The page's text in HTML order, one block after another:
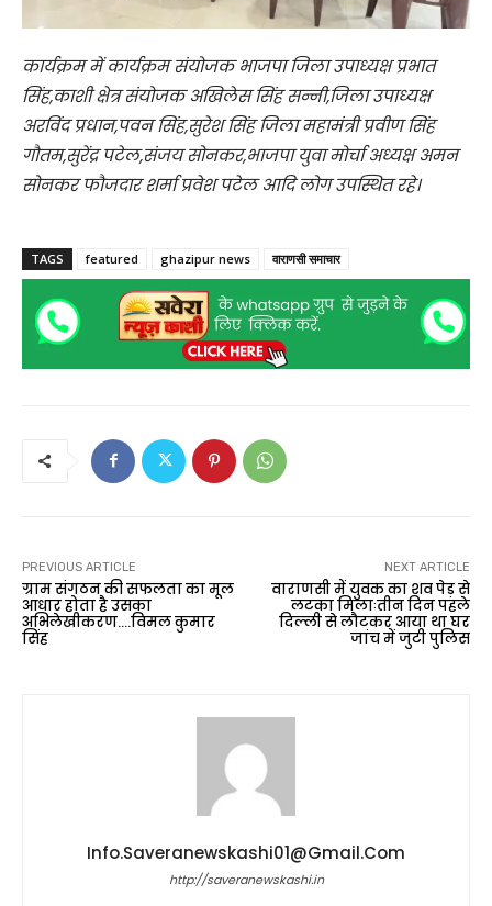
कार्यक्रम में कार्यक्रम संयोजक भाजपा जिला उपाध्यक्ष प्रभात
सिंह,काशी क्षेत्र संयोजक अखिलेस सिंह सन्नी,जिला उपाध्यक्ष
अरविंद प्रधान,पवन सिंह,सुरेश सिंह जिला महामंत्री प्रवीण सिंह
गौतम,सुरेंद्र पटेल,संजय सोनकर,भाजपा युवा मोर्चा अध्यक्ष अमन
सोनकर फौजदार शर्मा प्रवेश पटेल आदि लोग उपस्थित रहे।
TAGS featured ghazipur news वाराणसी समाचार
PREVIOUS ARTICLE
ग्राम संगठन की सफलता का मूल
आधार होता है उसका
अभिलेखीकरण….विमल कुमार
सिंह
NEXT ARTICLE
वाराणसी में युवक का शव पेड़ से
लटका मिलाःतीन दिन पहले
दिल्ली से लौटकर आया था घर
जांच में जुटी पुलिस
Info.saveranewskashi01@gmail.com
http://saveranewskashi.in